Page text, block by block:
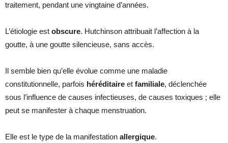
traitement, pendant une vingtaine d’années.
L’étiologie est obscure. Hutchinson attribuait l’affection à la
goutte, à une goutte silencieuse, sans accès.
Il semble bien qu’elle évolue comme une maladie
constitutionnelle, parfois héréditaire et familiale, déclenchée
sous l’influence de causes infectieuses, de causes toxiques ; elle
peut se manifester à chaque menstruation.
Elle est le type de la manifestation allergique.